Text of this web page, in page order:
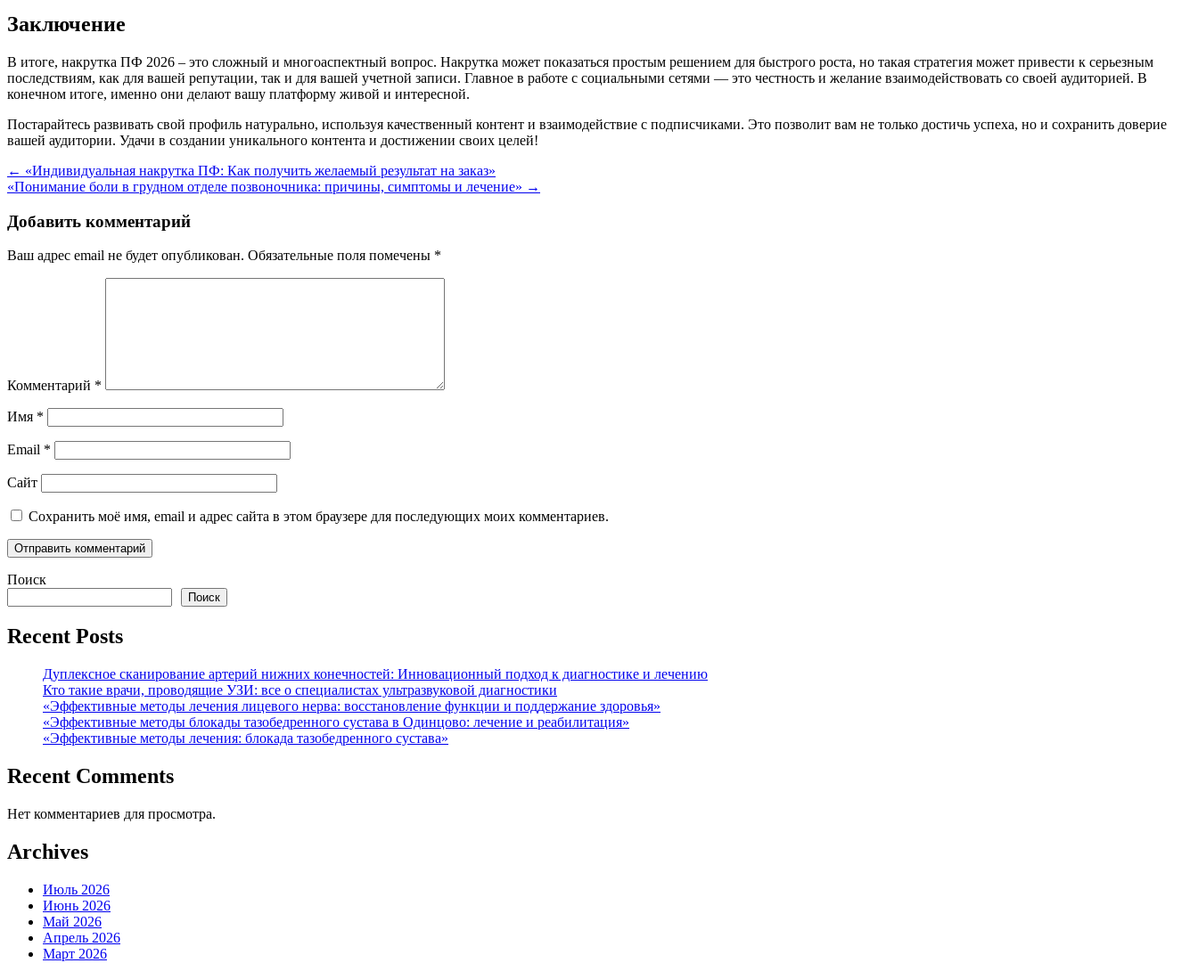
Заключение
В итоге, накрутка ПФ 2026 – это сложный и многоаспектный вопрос. Накрутка может показаться простым решением для быстрого роста, но такая стратегия может привести к серьезным
последствиям, как для вашей репутации, так и для вашей учетной записи. Главное в работе с социальными сетями — это честность и желание взаимодействовать со своей аудиторией. В
конечном итоге, именно они делают вашу платформу живой и интересной.
Постарайтесь развивать свой профиль натурально, используя качественный контент и взаимодействие с подписчиками. Это позволит вам не только достичь успеха, но и сохранить доверие
вашей аудитории. Удачи в создании уникального контента и достижении своих целей!
Навигация
по
← «Индивидуальная накрутка ПФ: Как получить желаемый результат на заказ»
«Понимание боли в грудном отделе позвоночника: причины, симптомы и лечение» →
Добавить комментарий
Ваш адрес email не будет опубликован. Обязательные поля помечены *
Комментарий *
Имя *
Email *
Сайт
Сохранить моё имя, email и адрес сайта в этом браузере для последующих моих комментариев.
Поиск
Поиск
Recent Posts
Дуплексное сканирование артерий нижних конечностей: Инновационный подход к диагностике и лечению
Кто такие врачи, проводящие УЗИ: все о специалистах ультразвуковой диагностики
«Эффективные методы лечения лицевого нерва: восстановление функции и поддержание здоровья»
«Эффективные методы блокады тазобедренного сустава в Одинцово: лечение и реабилитация»
«Эффективные методы лечения: блокада тазобедренного сустава»
Recent Comments
Нет комментариев для просмотра.
Archives
Июль 2026
Июнь 2026
Май 2026
Апрель 2026
Март 2026